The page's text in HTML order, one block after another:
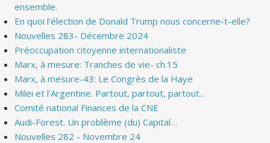
ensemble.
En quoi l’élection de Donald Trump nous concerne-t-elle?
Nouvelles 283- Décembre 2024
Préoccupation citoyenne internationaliste
Marx, à mesure: Tranches de vie- ch.15
Marx, à mesure-43: Le Congrès de la Haye
Milei et l'Argentine. Partout, partout, partout...
Comité national Finances de la CNE
Audi-Forest. Un problème (du) Capital…
Nouvelles 282 - Novembre 24